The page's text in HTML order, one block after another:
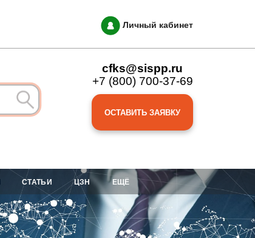
Личный кабинет
cfks@sispp.ru
+7 (800) 700-37-69
ОСТАВИТЬ ЗАЯВКУ
СТАТЬИ ЦЗН ЕЩЁ